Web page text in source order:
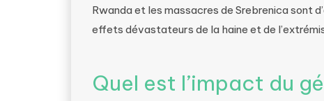
Rwanda et les massacres de Srebrenica sont
effets dévastateurs de la haine et de
Quel est l’impact du